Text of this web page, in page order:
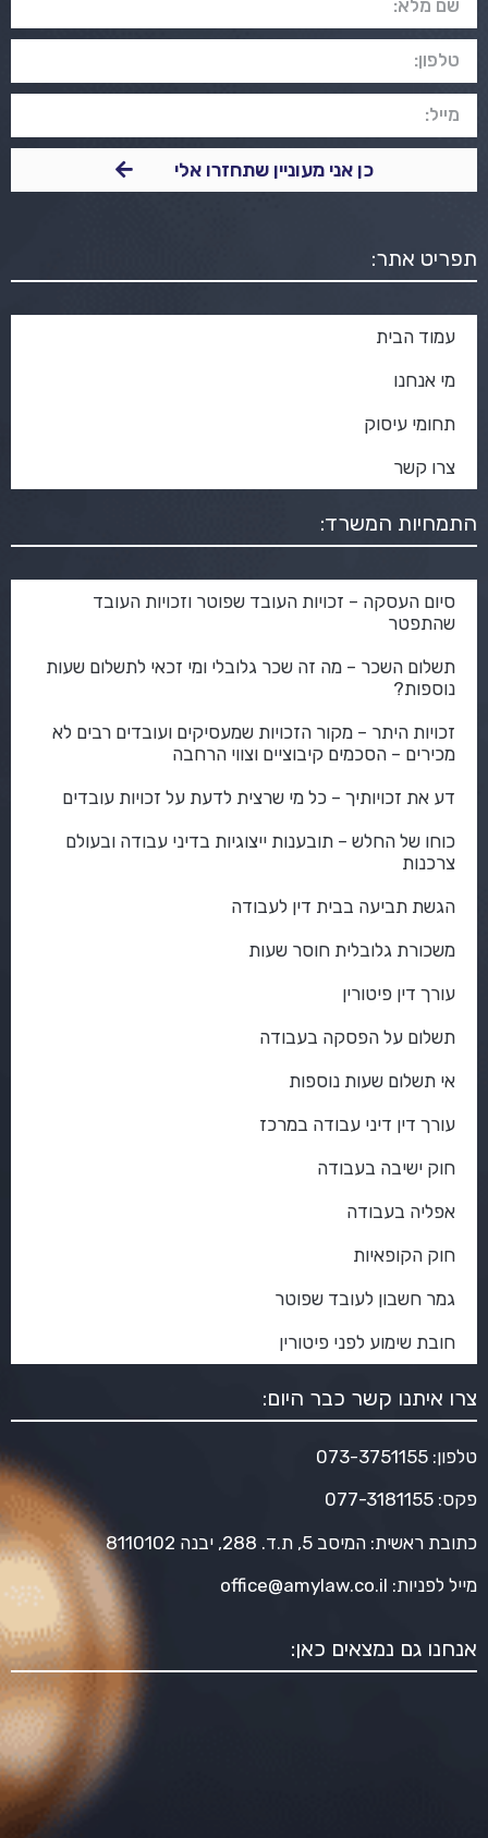
כן אני מעוניין שתחזרו אלי
תפריט אתר:
עמוד הבית
מי אנחנו
תחומי עיסוק
צרו קשר
התמחיות המשרד:
סיום העסקה – זכויות העובד שפוטר וזכויות העובד
שהתפטר
תשלום השכר – מה זה שכר גלובלי ומי זכאי לתשלום שעות
נוספות?
זכויות היתר – מקור הזכויות שמעסיקים ועובדים רבים לא
מכירים – הסכמים קיבוציים וצווי הרחבה
דע את זכויותיך – כל מי שרצית לדעת על זכויות עובדים
כוחו של החלש – תובענות ייצוגיות בדיני עבודה ובעולם
צרכנות
הגשת תביעה בבית דין לעבודה
משכורת גלובלית חוסר שעות
עורך דין פיטורין
תשלום על הפסקה בעבודה
אי תשלום שעות נוספות
עורך דין דיני עבודה במרכז
חוק ישיבה בעבודה
אפליה בעבודה
חוק הקופאיות
גמר חשבון לעובד שפוטר
חובת שימוע לפני פיטורין
צרו איתנו קשר כבר היום:
טלפון: 073-3751155
פקס: 077-3181155
כתובת ראשית: המיסב 5, ת.ד. 288, יבנה 8110102
מייל לפניות: office@amylaw.co.il
אנחנו גם נמצאים כאן: